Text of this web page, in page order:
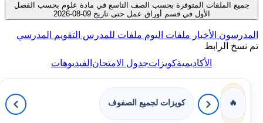
جميع الملفات المتوفرة بحسب الصف التاسع في مادة علوم بحسب الفصل
الأول في قسم أوراق عمل حتى تاريخ 09-08-2026
المدرسون الأخبار ملفات اليوم ملفات للمدرس التقويم المدرسي
تم نسخ الرابط
الأكاديميةكويزاتجدول الامتحانالفيديوهات
🔥 كويزات لجميع الصفوف